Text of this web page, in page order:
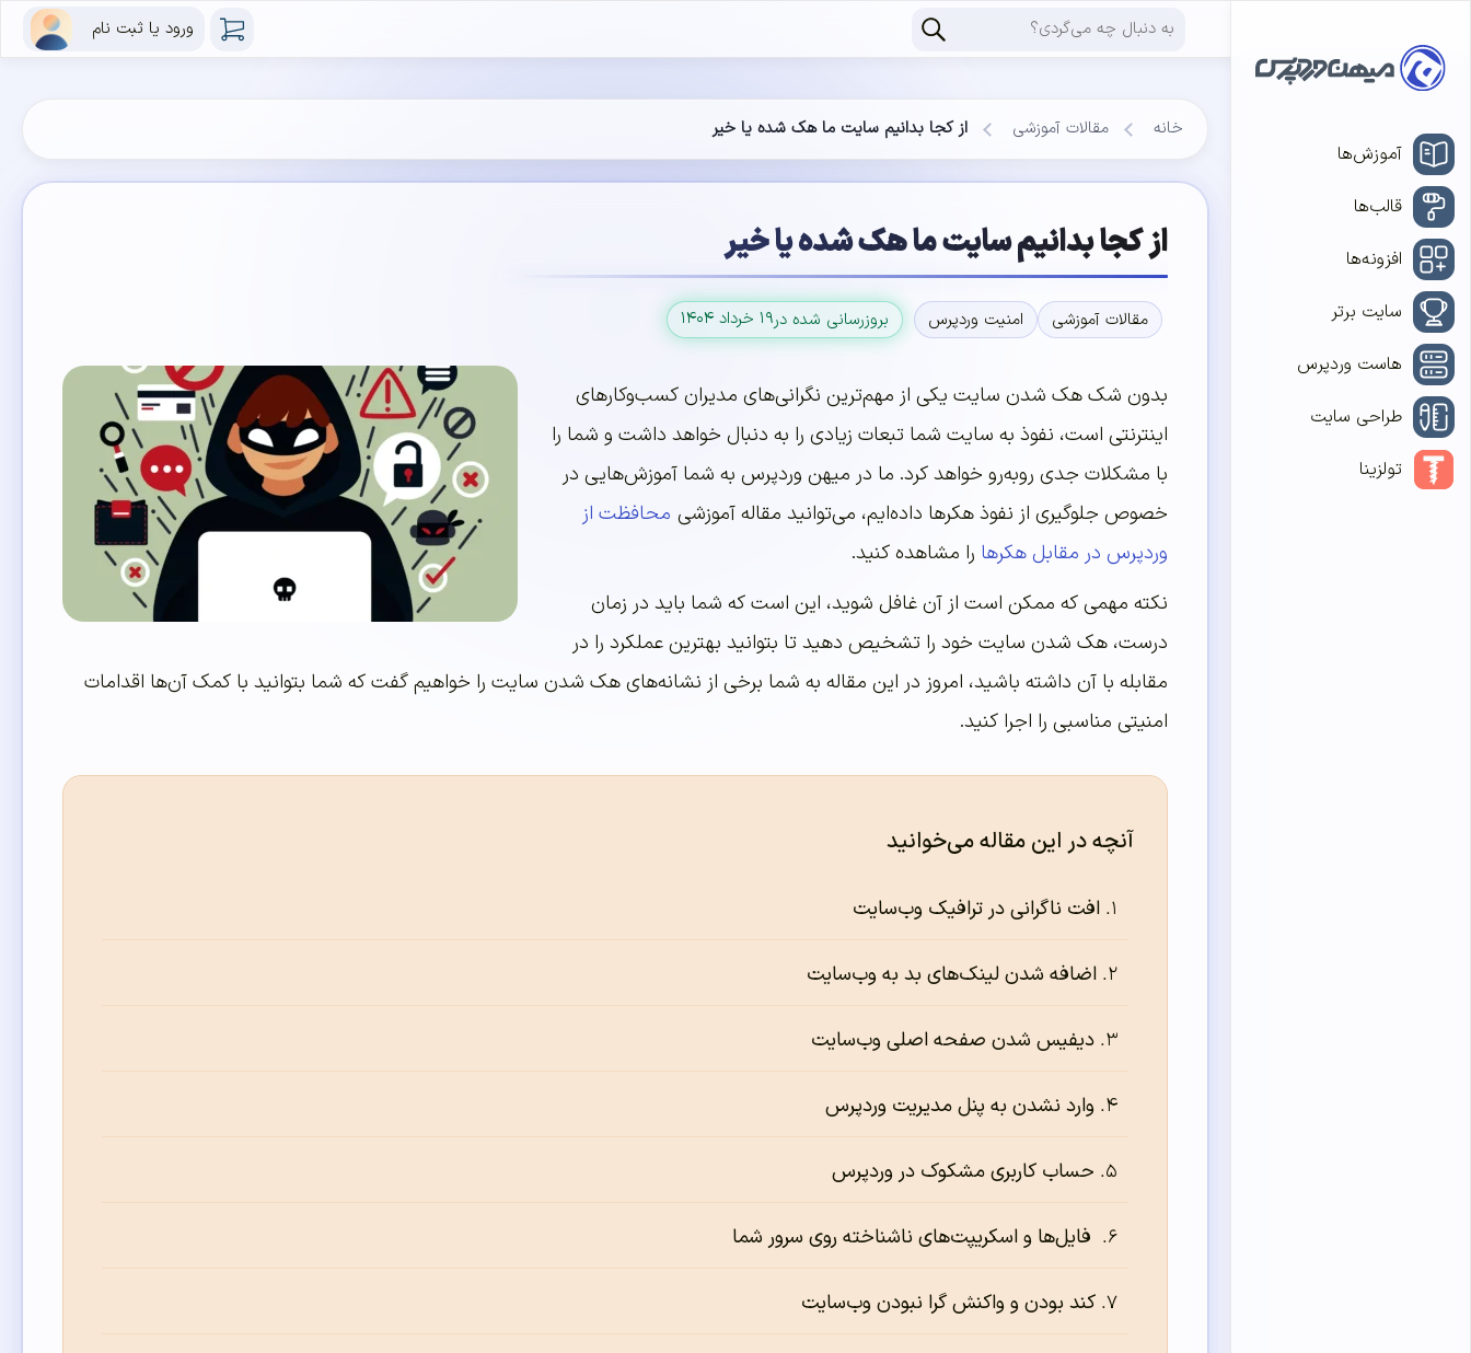
ورود یا ثبت نام
آموزش‌ها
قالب‌ها
افزونه‌ها
سایت برتر
هاست وردپرس
طراحی سایت
تولزینا
خانه مقالات آموزشی از کجا بدانیم سایت ما هک شده یا خیر
از کجا بدانیم سایت ما هک شده یا خیر
مقالات آموزشی امنیت وردپرس بروزرسانی شده در۱۹ خرداد ۱۴۰۴
بدون شک هک شدن سایت یکی از مهم‌ترین نگرانی‌های مدیران کسب‌وکارهای
اینترنتی است، نفوذ به سایت شما تبعات زیادی را به دنبال خواهد داشت و شما را
با مشکلات جدی روبه‌رو خواهد کرد. ما در میهن وردپرس به شما آموزش‌هایی در
خصوص جلوگیری از نفوذ هکرها داده‌ایم، می‌توانید مقاله آموزشی محافظت از
وردپرس در مقابل هکرها را مشاهده کنید.
نکته مهمی که ممکن است از آن غافل شوید، این است که شما باید در زمان
درست، هک شدن سایت خود را تشخیص دهید تا بتوانید بهترین عملکرد را در
مقابله با آن داشته باشید، امروز در این مقاله به شما برخی از نشانه‌های هک شدن سایت را خواهیم گفت که شما بتوانید با کمک آن‌ها اقدامات
امنیتی مناسبی را اجرا کنید.
آنچه در این مقاله می‌خوانید
افت ناگرانی در ترافیک وب‌سایت
اضافه شدن لینک‌های بد به وب‌سایت
دیفیس شدن صفحه اصلی وب‌سایت
وارد نشدن به پنل مدیریت وردپرس
حساب کاربری مشکوک در وردپرس
فایل‌ها و اسکریپت‌های ناشناخته روی سرور شما
کند بودن و واکنش گرا نبودن وب‌سایت